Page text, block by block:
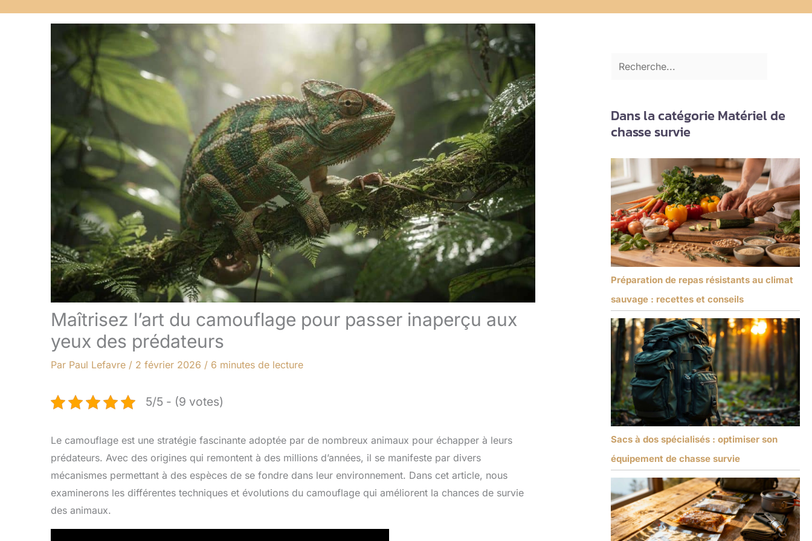
Maîtrisez l’art du camouflage pour passer inaperçu aux
yeux des prédateurs
Par Paul Lefavre / 2 février 2026 / 6 minutes de lecture
5/5 - (9 votes)
Le camouflage est une stratégie fascinante adoptée par de nombreux animaux pour échapper à leurs
prédateurs. Avec des origines qui remontent à des millions d’années, il se manifeste par divers
mécanismes permettant à des espèces de se fondre dans leur environnement. Dans cet article, nous
examinerons les différentes techniques et évolutions du camouflage qui améliorent la chances de survie
des animaux.
Dans la catégorie Matériel de
chasse survie
Préparation de repas résistants au climat
sauvage : recettes et conseils
Sacs à dos spécialisés : optimiser son
équipement de chasse survie